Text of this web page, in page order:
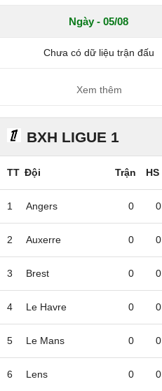
Ngày - 05/08
Chưa có dữ liệu trận đấu
Xem thêm
BXH LIGUE 1
TT Đội Trận HS
1 Angers 0 0
2 Auxerre 0 0
3 Brest 0 0
4 Le Havre 0 0
5 Le Mans 0 0
6 Lens 0 0